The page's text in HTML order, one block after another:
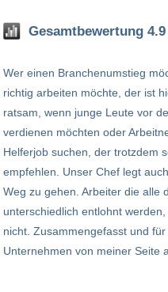
Gesamtbewertung
Wer einen Branchenumstieg
richtig arbeiten möchte, der ist
ratsam, wenn junge Leute vor
verdienen möchten oder
Helferjob suchen, der trotzdem
empfehlen. Unser Chef legt
Weg zu gehen. Arbeiter die alle
unterschiedlich entlohnt
nicht. Zusammengefasst und
Unternehmen von meiner Seite